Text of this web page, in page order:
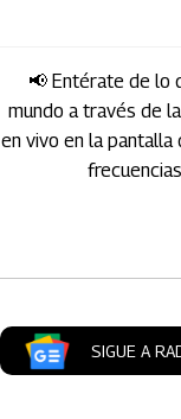
📢 Entérate de lo
mundo a través de
en vivo en la pantalla
SIGUE A